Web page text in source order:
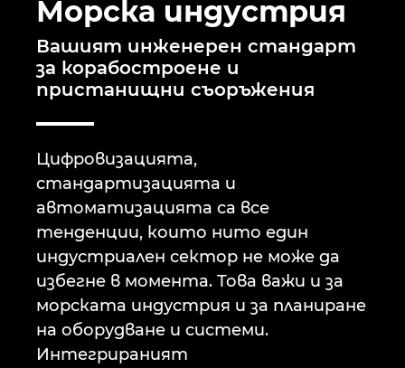
Морска индустрия
Вашият инженерен стандарт
за корабостроене и
пристанищни съоръжения
Цифровизацията,
стандартизацията и
автоматизацията са все
тенденции, които нито един
индустриален сектор не може да
избегне в момента. Това важи и за
морската индустрия и за планиране
на оборудване и системи.
Интегрираният
Технологии за изграждане
Потребителски отчети
Конфигурация
PDM / PLM Integration
EPLAN Data Portal
EPLAN Образование за класни стаи
EPLAN Образование за студенти
EPLAN Collaboration Apps
Бруней
България
Великобритания
Германия
Гърция
Дания
Израел
Индия